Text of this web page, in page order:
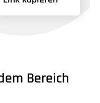
Bereich